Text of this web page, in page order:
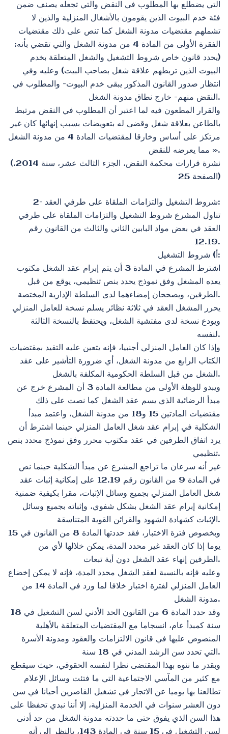
التي يضطلع بها المطلوب في النقض والتي تجعله يصنف ضمن
فئة خدم البيوت الذين يقومون بالأشغال المنزلية والذين لا
تشملهم مقتضيات مدونة الشغل كما تنص على ذلك مقتضيات
الفقرة الأولى من المادة 4 من مدونة الشغل والتي تقضي بأنه:
(يحدد قانون خاص شروط التشغيل والشغل المتعلقة بخدم
البيوت الذين تربطهم علاقة شغل بصاحب البيت) وعليه وفي
انتظار صدور القانون المذكور يبقى خدم البيوت- والمطلوب في
النقض منهم- خارج نطاق مدونة الشغل.
والقرار المطعون فيه لما اعتبر أن المطلوب في النقض مرتبط
بالطاعن بعلاقة شغل وقضى له بتعويضات بسبب إنهائها كان غير
مرتكز على أساس وخارقا لمقتضيات المادة 4 من مدونة الشغل
مما يعرضه للنقض ».
(نشرة قرارات محكمة النقض، الجزء الثالث عشر، سنة 2014،
الصفحة 25)
2- شروط التشغيل والتزامات الملقاة على طرفي العقد:
تناول المشرع شروط التشغيل والتزامات الملقاة على طرفي
العقد في بعض مواد البابين الثاني والثالث من القانون رقم
12.19.
أ‌) شروط التشغيل:
اشترط المشرع في المادة 3 أن يتم إبرام عقد الشغل مكتوب
يعده المشغل وفق نموذج يحدد بنص تنظيمي، يوقع من قبل
الطرفين، ويصححان إمضاءهما لدى السلطة الإدارية المختصة.
يحرر المشغل العقد في ثلاثة نظائر يسلم نسخة للعامل المنزلي
ويودع نسخة لدى مفتشية الشغل، ويحتفظ بالنسخة الثالثة
لنفسه.
وإذا كان العامل المنزلي أجنبيا، فإنه يتعين عليه التقيد بمقتضيات
الكتاب الرابع من مدونة الشغل، أي ضرورة التأشير على عقد
الشغل من قبل السلطة الحكومية المكلفة بالشغل.
ويبدو للوهلة الأولى من مطالعة المادة 3 أن المشرع خرج عن
مبدأ الرضائية الذي يسم عقد الشغل كما نصت على ذلك
مقتضيات المادتين 15 و18 من مدونة الشغل، واعتمد مبدأ
الشكلية في إبرام عقد شغل العامل المنزلي حينما اشترط أن
يرد اتفاق الطرفين في عقد مكتوب محرر وفق نموذج محدد بنص
تنظيمي.
غير أنه سرعان ما تراجع المشرع عن مبدأ الشكلية حينما نص
في المادة 9 من القانون رقم 12.19 على إمكانية إثبات عقد
شغل العامل المنزلي بجميع وسائل الإثبات، مقرا بكيفية ضمنية
إمكانية إبرام عقد الشغل بشكل شفوي، وإثباته بجميع وسائل
الإثبات كشهادة الشهود والقرائن القوية المتناسقة.
وبخصوص فترة الاختبار، فقد حددتها المادة 8 من القانون في 15
يوما إذا كان العقد غير محدد المدة، يمكن خلالها لأي من
الطرفين إنهاء عقد الشغل دون أية تبعات.
وعليه فإنه بالنسبة لعقد الشغل محدد المدة، فإنه لا يمكن إخضاع
العامل المنزلي لفترة اختبار خلافا لما ورد في المادة 14 من
مدونة الشغل.
وقد حدد المادة 6 من القانون الحد الأدني لسن التشغيل في 18
سنة كمبدأ عام، انسجاما مع المقتضيات المتعلقة بالأهلية
المنصوص عليها في قانون الالتزامات والعقود ومدونة الأسرة
التي تحدد سن الرشد المدني في 18 سنة.
وبقدر ما ننوه بهذا المقتضى نظرا لنفسه الحقوقي، حيث سيقطع
مع كثير من المآسي الاجتماعية التي ما فتئت وسائل الإعلام
تطالعنا بها يوميا عن الاتجار في تشغيل القاصرين أحيانا في سن
دون العشر سنوات في الخدمة المنزلية، إلا أننا نبدي تحفظا على
هذا السن الذي يفوق حتى ما حددته مدونة الشغل من حد أدنى
لسن التشغيل في 15 سنة في المادة 143، بالنظر إلى أنه